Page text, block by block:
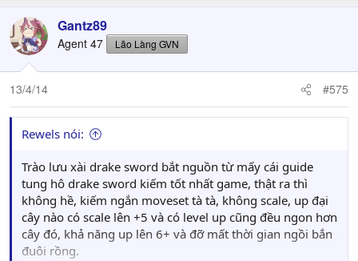
Gantz89
Agent 47 Lão Làng GVN
13/4/14 #575
Rewels nói:
Trào lưu xài drake sword bắt nguồn từ mấy cái guide
tung hô drake sword kiếm tốt nhất game, thật ra thì
không hề, kiếm ngắn moveset tà tà, không scale, up đại
cây nào có scale lên +5 và có level up cũng đều ngon hơn
cây đó, khả năng up lên 6+ và đỡ mất thời gian ngồi bắn
đuôi rồng.